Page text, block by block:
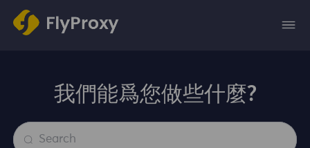
我們能爲您做些什麼?